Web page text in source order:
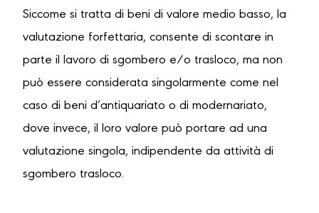
Siccome si tratta di beni di valore medio basso, la
valutazione forfettaria, consente di scontare in
parte il lavoro di sgombero e/o trasloco, ma non
può essere considerata singolarmente come nel
caso di beni d’antiquariato o di modernariato,
dove invece, il loro valore può portare ad una
valutazione singola, indipendente da attività di
sgombero trasloco.